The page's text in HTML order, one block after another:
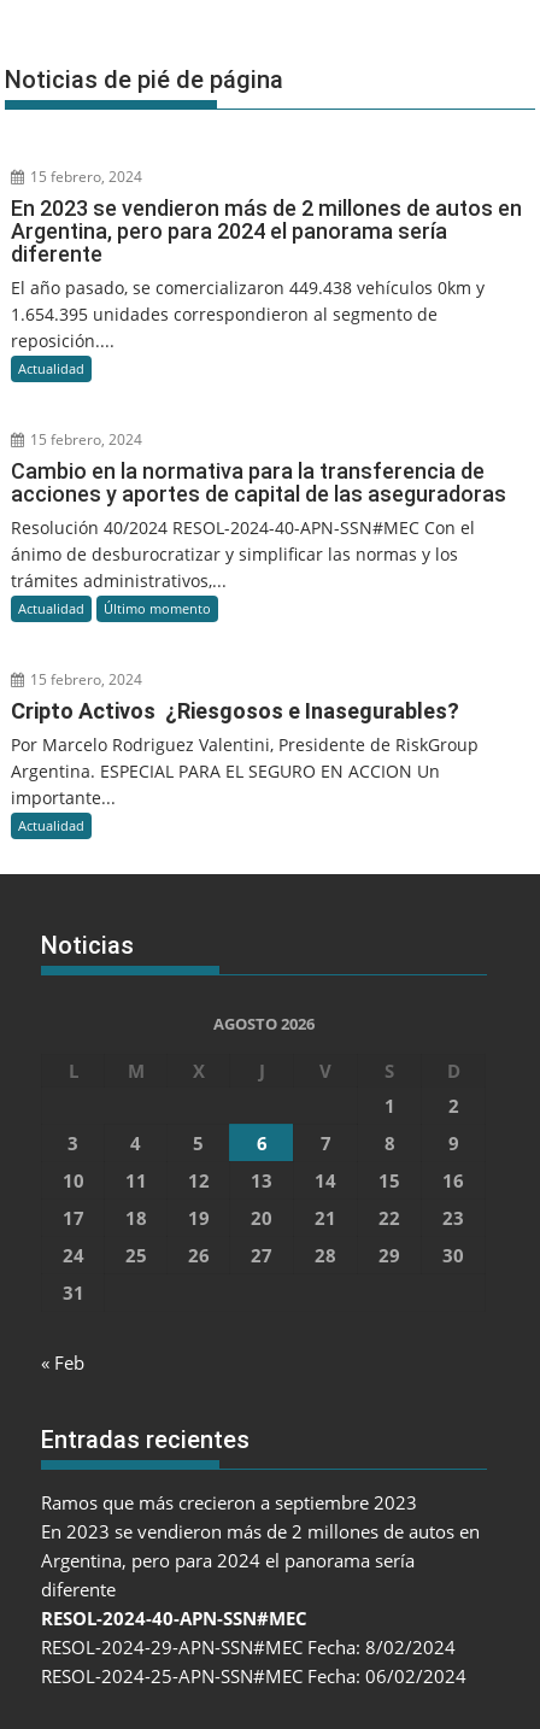
Noticias de pié de página
15 febrero, 2024
En 2023 se vendieron más de 2 millones de autos en
Argentina, pero para 2024 el panorama sería
diferente
El año pasado, se comercializaron 449.438 vehículos 0km y
1.654.395 unidades correspondieron al segmento de
reposición....
Actualidad
15 febrero, 2024
Cambio en la normativa para la transferencia de
acciones y aportes de capital de las aseguradoras
Resolución 40/2024 RESOL-2024-40-APN-SSN#MEC Con el
ánimo de desburocratizar y simplificar las normas y los
trámites administrativos,...
Actualidad Último momento
15 febrero, 2024
Cripto Activos ¿Riesgosos e Inasegurables?
Por Marcelo Rodriguez Valentini, Presidente de RiskGroup
Argentina. ESPECIAL PARA EL SEGURO EN ACCION Un
importante...
Actualidad
Noticias
AGOSTO 2026
L M X J V S
D
1
2
3
4 5 6 7 8
9
10
11 12 13 14 15
16
17
18 19 20 21 22
23
24
25 26 27 28 29
30
31
« Feb
Entradas recientes
Ramos que más crecieron a septiembre 2023
En 2023 se vendieron más de 2 millones de autos en
Argentina, pero para 2024 el panorama sería
diferente
RESOL-2024-40-APN-SSN#MEC
RESOL-2024-29-APN-SSN#MEC Fecha: 8/02/2024
RESOL-2024-25-APN-SSN#MEC Fecha: 06/02/2024